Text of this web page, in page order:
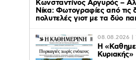
Κωνσταντίνος Αργυρός –
Νίκα: Φωτογραφίες από τις
πολυτελές γιοτ με τα δύο
08.08.2026 |
H
Κυριακής»